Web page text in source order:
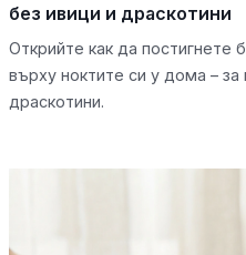
без ивици и драскотини
Открийте как да постигнете
върху ноктите си у дома –
драскотини.